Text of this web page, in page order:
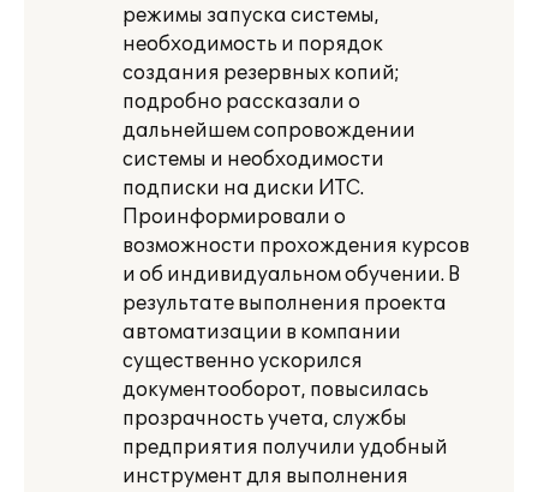
режимы запуска системы,
необходимость и порядок
создания резервных копий;
подробно рассказали о
дальнейшем сопровождении
системы и необходимости
подписки на диски ИТС.
Проинформировали о
возможности прохождения курсов
и об индивидуальном обучении. В
результате выполнения проекта
автоматизации в компании
существенно ускорился
документооборот, повысилась
прозрачность учета, службы
предприятия получили удобный
инструмент для выполнения